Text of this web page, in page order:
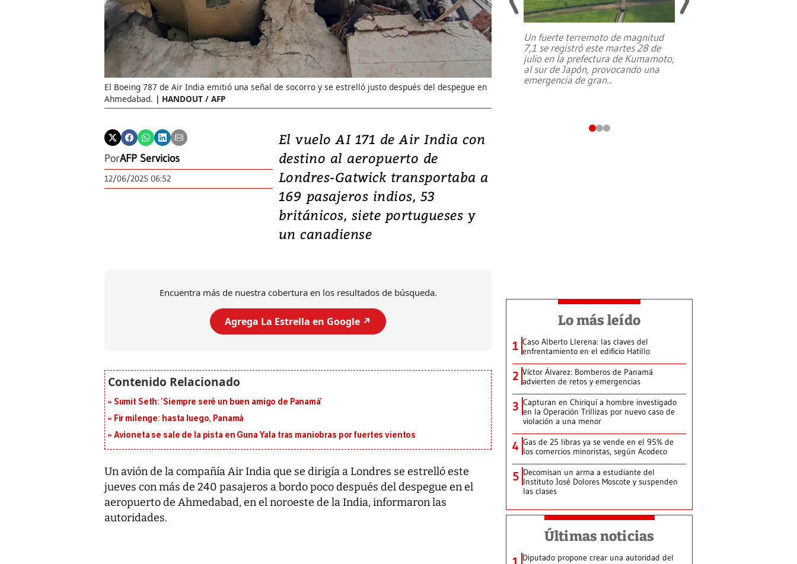
El Boeing 787 de Air India emitió una señal de socorro y se estrelló justo después del despegue en
Ahmedabad.
HANDOUT / AFP
PorAFP Servicios
12/06/2025 06:52
El vuelo AI 171 de Air India con
destino al aeropuerto de
Londres-Gatwick transportaba a
169 pasajeros indios, 53
británicos, siete portugueses y
un canadiense
Encuentra más de nuestra cobertura en los resultados de búsqueda.
Agrega La Estrella en Google ↗️
Sumit Seth: ‘Siempre seré un buen amigo de Panamá’
Fir milenge: hasta luego, Panamá
Avioneta se sale de la pista en Guna Yala tras maniobras por fuertes vientos
Un avión de la compañía Air India que se dirigía a Londres se estrelló este
jueves con más de 240 pasajeros a bordo poco después del despegue en el
aeropuerto de Ahmedabad, en el noroeste de la India, informaron las
autoridades.
El director de la Lotería Nacional de
Beneficencia habla de la lotería
clandestina, auditorías internas y su
plan para modernizar la institución
Un fuerte terremoto de magnitud
7,1 se registró este martes 28 de
julio en la prefectura de Kumamoto,
al sur de Japón, provocando una
emergencia de gran...
Lo más leído
1 Caso Alberto Llerena: las claves del
enfrentamiento en el edificio Hatillo
2 Víctor Álvarez: Bomberos de Panamá
advierten de retos y emergencias
3 Capturan en Chiriquí a hombre investigado
en la Operación Trillizas por nuevo caso de
violación a una menor
4 Gas de 25 libras ya se vende en el 95% de
los comercios minoristas, según Acodeco
5 Decomisan un arma a estudiante del
Instituto José Dolores Moscote y suspenden
las clases
Últimas noticias
Diputado propone crear una autoridad del